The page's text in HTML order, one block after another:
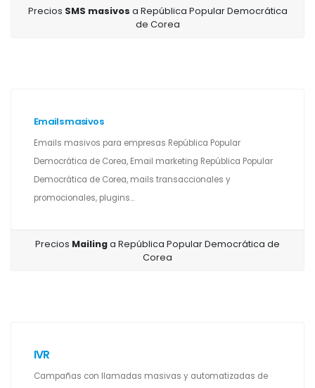
Precios SMS masivos a República Popular Democrática
de Corea
Emails masivos
Emails masivos para empresas República Popular
Democrática de Corea, Email marketing República Popular
Democrática de Corea, mails transaccionales y
promocionales, plugins...
Precios Mailinga República Popular Democrática de
Corea
IVR
Campañas con llamadas masivas y automatizadas de